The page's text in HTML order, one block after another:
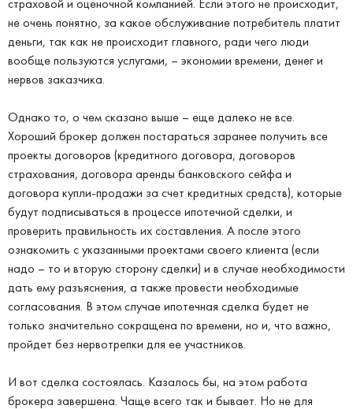
страховой и оценочной компанией. Если этого не происходит,
не очень понятно, за какое обслуживание потребитель платит
деньги, так как не происходит главного, ради чего люди
вообще пользуются услугами, – экономии времени, денег и
нервов заказчика.
Однако то, о чем сказано выше – еще далеко не все.
Хороший брокер должен постараться заранее получить все
проекты договоров (кредитного договора, договоров
страхования, договора аренды банковского сейфа и
договора купли-продажи за счет кредитных средств), которые
будут подписываться в процессе ипотечной сделки, и
проверить правильность их составления. А после этого
ознакомить с указанными проектами своего клиента (если
надо – то и вторую сторону сделки) и в случае необходимости
дать ему разъяснения, а также провести необходимые
согласования. В этом случае ипотечная сделка будет не
только значительно сокращена по времени, но и, что важно,
пройдет без нервотрепки для ее участников.
И вот сделка состоялась. Казалось бы, на этом работа
брокера завершена. Чаще всего так и бывает. Но не для